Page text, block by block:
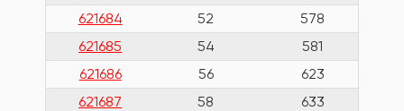
621684
52
578
621685
54
581
621686
56
623
621687
58
633